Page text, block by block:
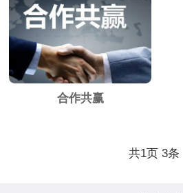
合作共赢
共1页 3条